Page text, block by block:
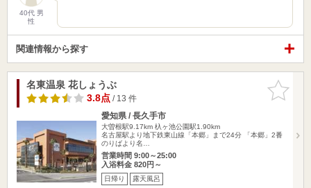
40代 男
性
関連情報から探す
お気に入
りに追加
名東温泉 花しょうぶ
3.8点/ 13 件
愛知県 / 長久手市
大曽根駅9.17km 杁ヶ池公園駅1.90km
名古屋駅より地下鉄東山線「本郷」まで24分 「本郷」2番
のりばより名…
営業時間 9:00～25:00
入浴料金 820円～
日帰り 露天風呂